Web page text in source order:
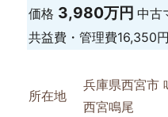
価格 3,980万円中古
共益費・管理費16,350円
所在地
兵庫県西宮
西宮鳴尾